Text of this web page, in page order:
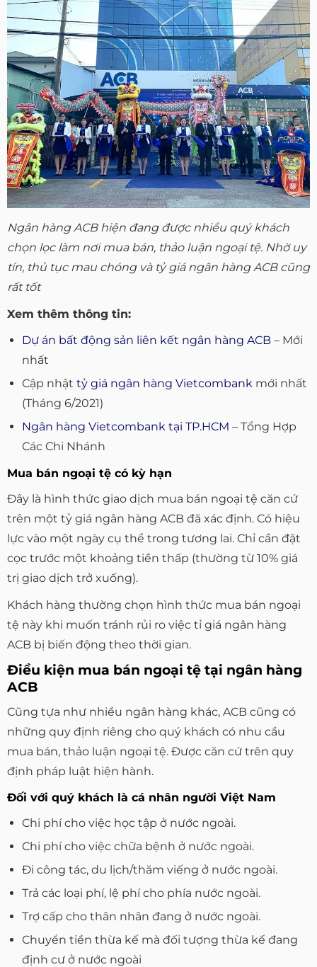
Ngân hàng ACB hiện đang được nhiều quý khách
chọn lọc làm nơi mua bán, thảo luận ngoại tệ. Nhờ uy
tín, thủ tục mau chóng và tỷ giá ngân hàng ACB cũng
rất tốt
Xem thêm thông tin:
Dự án bất động sản liên kết ngân hàng ACB– Mới
nhất
Cập nhật tỷ giá ngân hàng Vietcombankmới nhất
(Tháng 6/2021)
Ngân hàng Vietcombank tại TP.HCM – Tổng Hợp
Các Chi Nhánh
Mua bán ngoại tệ có kỳ hạn
Đây là hình thức giao dịch mua bán ngoại tệ căn cứ
trên một tỷ giá ngân hàng ACB đã xác định. Có hiệu
lực vào một ngày cụ thể trong tương lai. Chỉ cần đặt
cọc trước một khoảng tiền thấp (thường từ 10% giá
trị giao dịch trở xuống).
Khách hàng thường chọn hình thức mua bán ngoại
tệ này khi muốn tránh rủi ro việc tỉ giá ngân hàng
ACB bị biến động theo thời gian.
Điều kiện mua bán ngoại tệ tại ngân hàng
ACB
Cũng tựa như nhiều ngân hàng khác, ACB cũng có
những quy định riêng cho quý khách có nhu cầu
mua bán, thảo luận ngoại tệ. Được căn cứ trên quy
định pháp luật hiện hành.
Đối với quý khách là cá nhân người Việt Nam
Chi phí cho việc học tập ở nước ngoài.
Chi phí cho việc chữa bệnh ở nước ngoài.
Đi công tác, du lịch/thăm viếng ở nước ngoài.
Trả các loại phí, lệ phí cho phía nước ngoài.
Trợ cấp cho thân nhân đang ở nước ngoài.
Chuyển tiền thừa kế mà đối tượng thừa kế đang
định cư ở nước ngoài